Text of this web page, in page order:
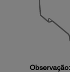
Observação: